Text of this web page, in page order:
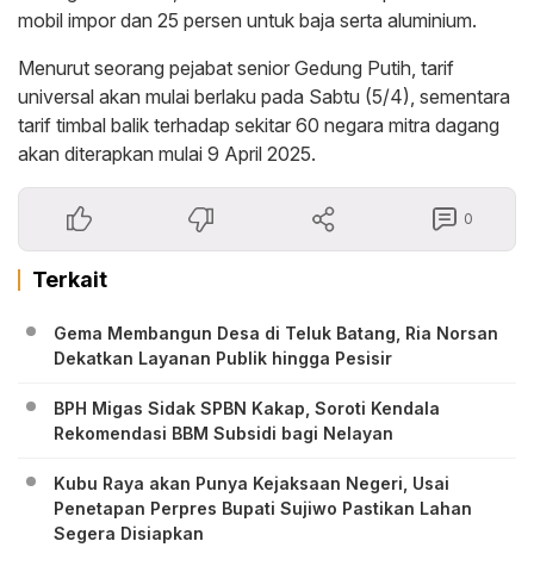
mobil impor dan 25 persen untuk baja serta aluminium.
Menurut seorang pejabat senior Gedung Putih, tarif
universal akan mulai berlaku pada Sabtu (5/4), sementara
tarif timbal balik terhadap sekitar 60 negara mitra dagang
akan diterapkan mulai 9 April 2025.
0
Terkait
Gema Membangun Desa di Teluk Batang, Ria Norsan
Dekatkan Layanan Publik hingga Pesisir
BPH Migas Sidak SPBN Kakap, Soroti Kendala
Rekomendasi BBM Subsidi bagi Nelayan
Kubu Raya akan Punya Kejaksaan Negeri, Usai
Penetapan Perpres Bupati Sujiwo Pastikan Lahan
Segera Disiapkan